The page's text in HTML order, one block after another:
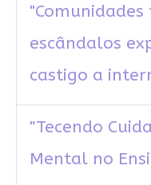
escândalos
castigo a
"Tecendo
Mental no